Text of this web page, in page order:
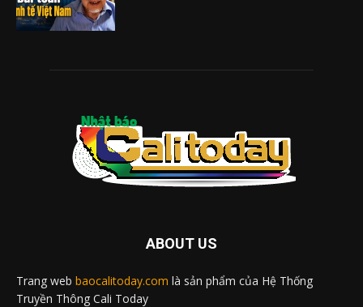
ABOUT US
Trang web baocalitoday.com là sản phẩm của Hệ Thống
Truyền Thông Cali Today